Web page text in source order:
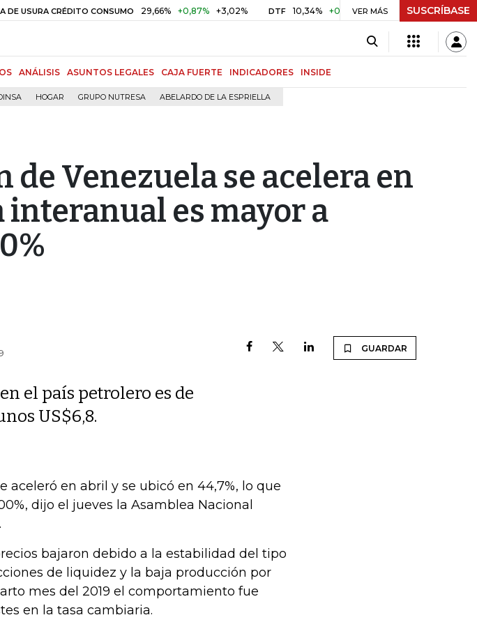
CRÉDITO CONSUMO 29,66% +0,87% +3,02% DTF 10,34% +0,10% +0,98% UVR $ 416,91 +$ 0,05
VER MÁS SUSCRÍBASE
ANÁLISIS ASUNTOS LEGALES CAJA FUERTE INDICADORES INSIDE
HOGAR GRUPO NUTRESA ABELARDO DE LA ESPRIELLA
de Venezuela se acelera en
interanual es mayor a
GUARDAR
el país petrolero es de
US$6,8.
aceleró en abril y se ubicó en 44,7%, lo que
dijo el jueves la Asamblea Nacional
bajaron debido a la estabilidad del tipo
de liquidez y la baja producción por
mes del 2019 el comportamiento fue
en la tasa cambiaria.